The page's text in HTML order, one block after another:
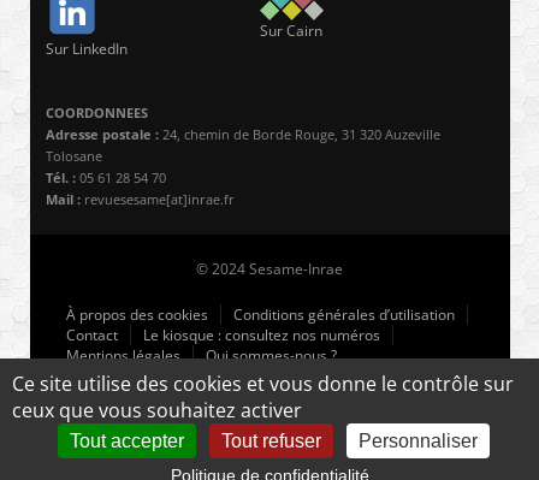
Sur LinkedIn
Sur Cairn
COORDONNEES
Adresse postale : 24, chemin de Borde Rouge, 31 320 Auzeville
Tolosane
Tél. : 05 61 28 54 70
Mail : revuesesame[at]inrae.fr
© 2024 Sesame-Inrae
À propos des cookies
Conditions générales d’utilisation
Contact
Le kiosque : consultez nos numéros
Mentions légales
Qui sommes-nous ?
Retour en haut ↑
Ce site utilise des cookies et vous donne le contrôle sur
ceux que vous souhaitez activer
Tout accepter Tout refuser Personnaliser
Politique de confidentialité